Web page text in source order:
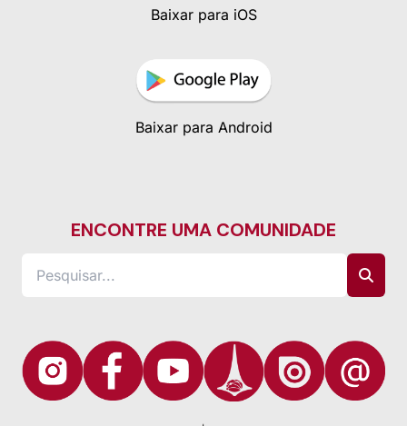
Baixar para iOS
Baixar para Android
ENCONTRE UMA COMUNIDADE